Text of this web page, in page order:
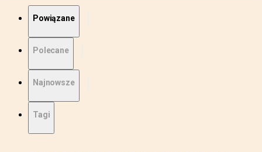
Powiązane
Polecane
Najnowsze
Tagi